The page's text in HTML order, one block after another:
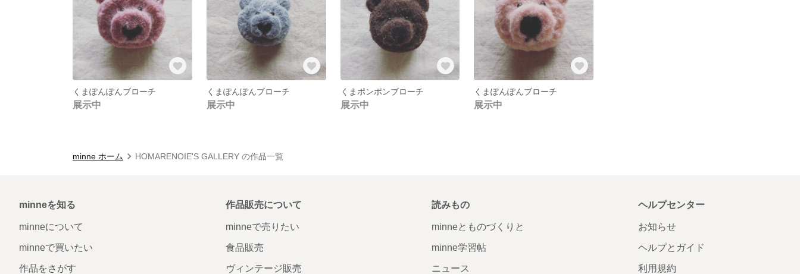
くまぽんぽんブローチ
展示中
くまぽんぽんブローチ
展示中
くまポンポンブローチ
展示中
くまぽんぽんブローチ
展示中
minne ホーム HOMARENOIE'S GALLERY の作品一覧
minneを知る
minneについて
minneで買いたい
作品をさがす
作品販売について
minneで売りたい
食品販売
ヴィンテージ販売
読みもの
minneとものづくりと
minne学習帖
ニュース
ヘルプセンター
お知らせ
ヘルプとガイド
利用規約